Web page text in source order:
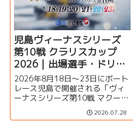
児島ヴィーナスシリーズ
第10戦 クラリスカップ
2026｜出場選手・ドリー
ム戦・注目モーター・イ
ベント情報まとめ
2026年8月18日～23日にボート
レース児島で開催される「ヴィ
ーナスシリーズ第10戦 マクール
杯争奪第16回クラリスカップ」
の特集ページです。出場選手一
2026.07.28